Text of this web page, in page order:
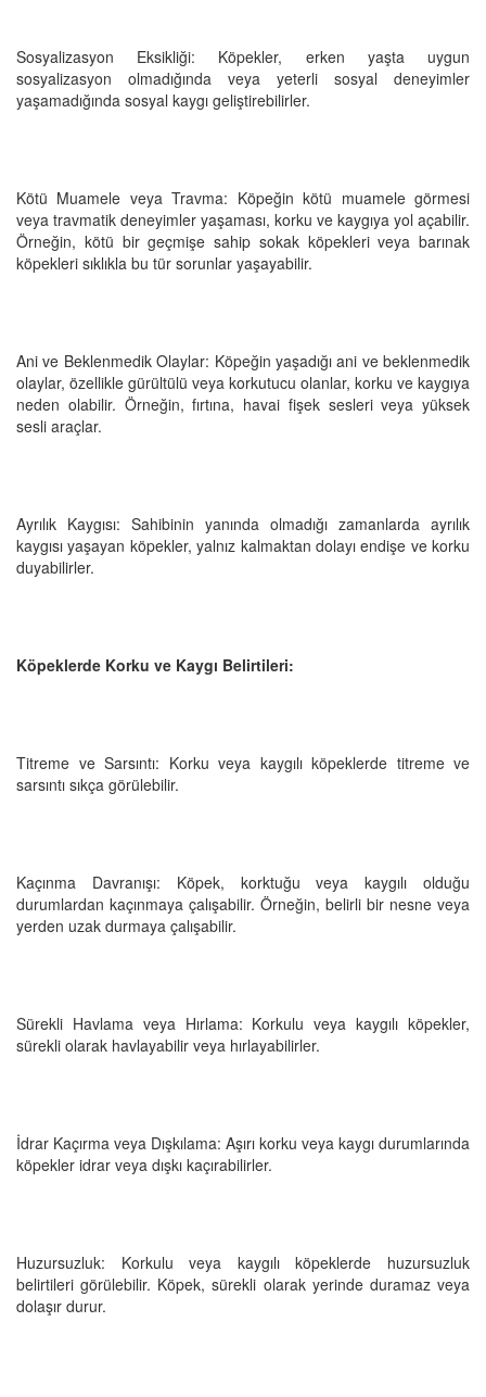
Sosyalizasyon Eksikliği: Köpekler, erken yaşta uygun
sosyalizasyon olmadığında veya yeterli sosyal deneyimler
yaşamadığında sosyal kaygı geliştirebilirler.
Kötü Muamele veya Travma: Köpeğin kötü muamele görmesi
veya travmatik deneyimler yaşaması, korku ve kaygıya yol açabilir.
Örneğin, kötü bir geçmişe sahip sokak köpekleri veya barınak
köpekleri sıklıkla bu tür sorunlar yaşayabilir.
Ani ve Beklenmedik Olaylar: Köpeğin yaşadığı ani ve beklenmedik
olaylar, özellikle gürültülü veya korkutucu olanlar, korku ve kaygıya
neden olabilir. Örneğin, fırtına, havai fişek sesleri veya yüksek
sesli araçlar.
Ayrılık Kaygısı: Sahibinin yanında olmadığı zamanlarda ayrılık
kaygısı yaşayan köpekler, yalnız kalmaktan dolayı endişe ve korku
duyabilirler.
Köpeklerde Korku ve Kaygı Belirtileri:
Titreme ve Sarsıntı: Korku veya kaygılı köpeklerde titreme ve
sarsıntı sıkça görülebilir.
Kaçınma Davranışı: Köpek, korktuğu veya kaygılı olduğu
durumlardan kaçınmaya çalışabilir. Örneğin, belirli bir nesne veya
yerden uzak durmaya çalışabilir.
Sürekli Havlama veya Hırlama: Korkulu veya kaygılı köpekler,
sürekli olarak havlayabilir veya hırlayabilirler.
İdrar Kaçırma veya Dışkılama: Aşırı korku veya kaygı durumlarında
köpekler idrar veya dışkı kaçırabilirler.
Huzursuzluk: Korkulu veya kaygılı köpeklerde huzursuzluk
belirtileri görülebilir. Köpek, sürekli olarak yerinde duramaz veya
dolaşır durur.